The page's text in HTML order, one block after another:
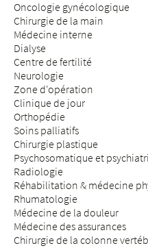
Oncologie gynécologique
Chirurgie de la main
Médecine interne
Dialyse
Centre de fertilité
Neurologie
Zone d'opération
Clinique de jour
Orthopédie
Soins palliatifs
Chirurgie plastique
Psychosomatique et
Radiologie
Réhabilitation & médecine
Rhumatologie
Médecine de la douleur
Médecine des assurances
Chirurgie de la colonne